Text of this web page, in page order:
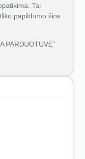
Tai
papildomo šios
PARDUOTUVĖ“